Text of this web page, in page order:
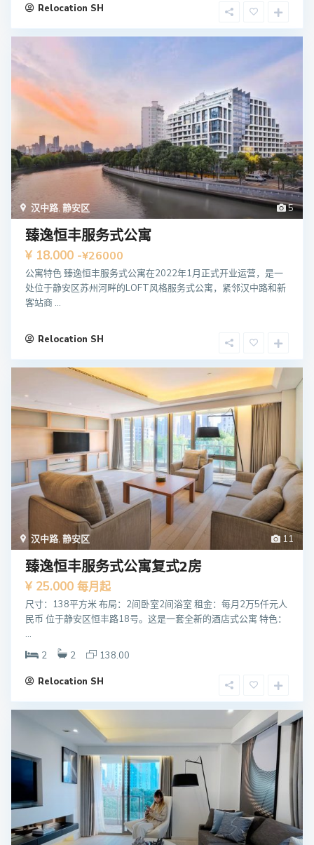
Relocation SH
5
汉中路, 静安区
臻逸恒丰服务式公寓
¥ 18.000 -¥26000
公寓特色 臻逸恒丰服务式公寓在2022年1月正式开业运营，是一
处位于静安区苏州河畔的LOFT风格服务式公寓，紧邻汉中路和新
客站商 ...
Relocation SH
11
汉中路, 静安区
臻逸恒丰服务式公寓复式2房
¥ 25.000 每月起
尺寸：138平方米 布局：2间卧室2间浴室 租金：每月2万5仟元人
民币 位于静安区恒丰路18号。这是一套全新的酒店式公寓 特色：
...
2
2 138.00
Relocation SH